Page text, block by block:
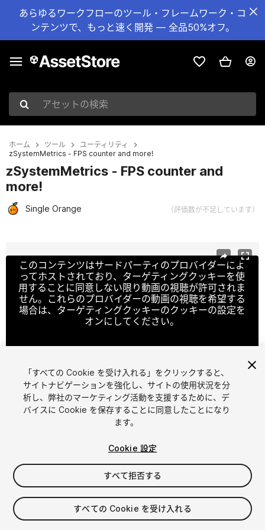
あらゆるワークフローのツール・フレームワーク・コ
ンテンツで、もっと速く開発 — 全品50%オフ。
アセットの検索
ホーム ツール
ユーティリティ
zSystemMetrics - FPS counter and more!
zSystemMetrics - FPS counter and
more!
Single Orange （評価数が不足しています）
このコンテンツはサードパーティのプロバイダーによ
ってホストされており、ターゲティングクッキーを使
用することに同意しない限り動画の視聴が許可されま
せん。これらのプロバイダーの動画の視聴を希望する
場合は、ターゲティングクッキーのクッキーの設定を
オンにしてください。
クッキーの設定
1/4
$9.99
「すべての Cookie を受け入れる」をクリックすると、
サイトナビゲーションを強化し、サイトの使用状況を分
析し、弊社のマーケティング活動を支援するために、デ
バイスに Cookie を保存することに同意したことになり
ます。
Cookie 設定
すべて拒否する
すべての Cookie を受け入れる